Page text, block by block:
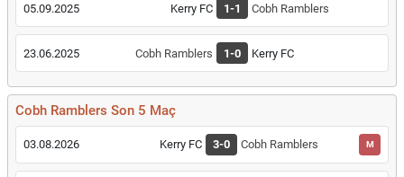
05.09.2025 Kerry FC 1-1 Cobh Ramblers
23.06.2025 Cobh Ramblers 1-0 Kerry FC
Cobh Ramblers Son 5 Maç
03.08.2026 Kerry FC 3-0 Cobh Ramblers M